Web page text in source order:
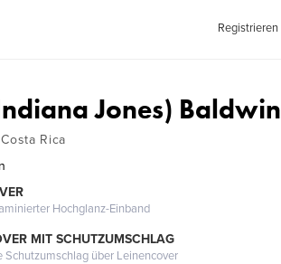
Registrieren
Jones) Baldwin
Rica
Hochglanz-Einband
MIT SCHUTZUMSCHLAG
Schutzumschlag über Leinencover